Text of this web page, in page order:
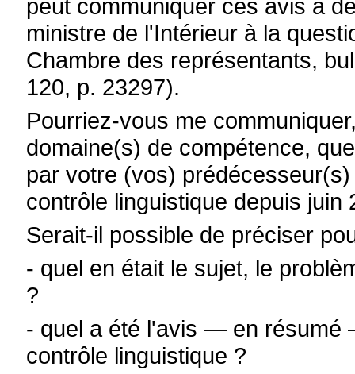
peut communiquer ces avis à
ministre de l'Intérieur à la
Chambre des représentants,
120, p. 23297).
Pourriez-vous me
domaine(s) de compétence,
par votre (vos)
contrôle linguistique depuis juin
Serait-il possible de préciser
- quel en était le sujet, le
?
- quel a été l'avis — en résumé
contrôle linguistique ?